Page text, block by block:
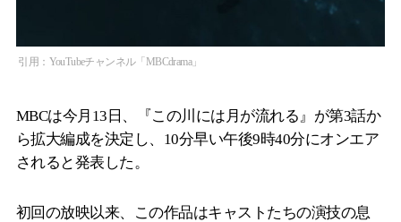
引用：YouTubeチャンネル「MBCdrama」
MBCは今月13日、『この川には月が流れる』が第3話か
ら拡大編成を決定し、10分早い午後9時40分にオンエア
されると発表した。
初回の放映以来、この作品はキャストたちの演技の息